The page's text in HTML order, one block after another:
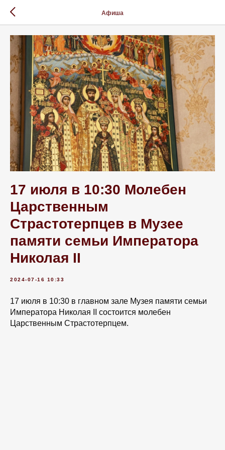
Афиша
17 июля в 10:30 Молебен
Царственным
Страстотерпцев в Музее
памяти семьи Императора
Николая II
2024-07-16 10:33
17 июля в 10:30 в главном зале Музея памяти семьи
Императора Николая II состоится молебен
Царственным Страстотерпцем.